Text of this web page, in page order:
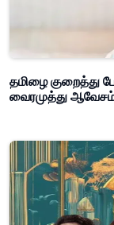
தமிழை குறைத்து
வைரமுத்து